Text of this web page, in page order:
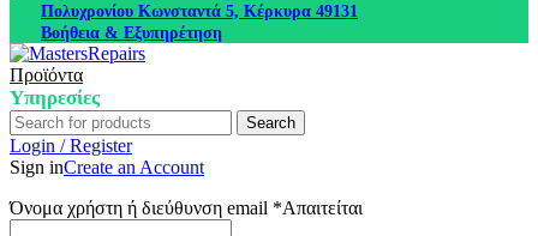
Πολυχρονίου Κωνσταντά 5, Κέρκυρα 49131
Βοήθεια & Εξυπηρέτηση
Προϊόντα
Υπηρεσίες
Search
Login / Register
Sign inCreate an Account
Όνομα χρήστη ή διεύθυνση email *Απαιτείται